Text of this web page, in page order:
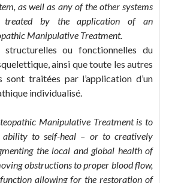
as well as any of the other systems
by the application of an
Manipulative Treatment.
structurelles ou fonctionnelles du
ainsi que toute les autres
sont traitées par l’application d’un
individualisé.
Manipulative Treatment is to
ability to self-heal – or to creatively
the local and global health of
obstructions to proper blood flow,
allowing for the restoration of